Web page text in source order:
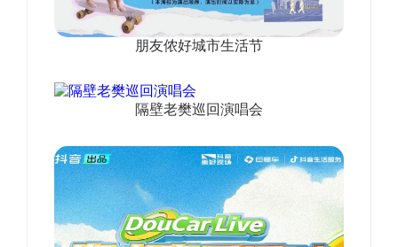
朋友侬好城市生活节
隔壁老樊巡回演唱会